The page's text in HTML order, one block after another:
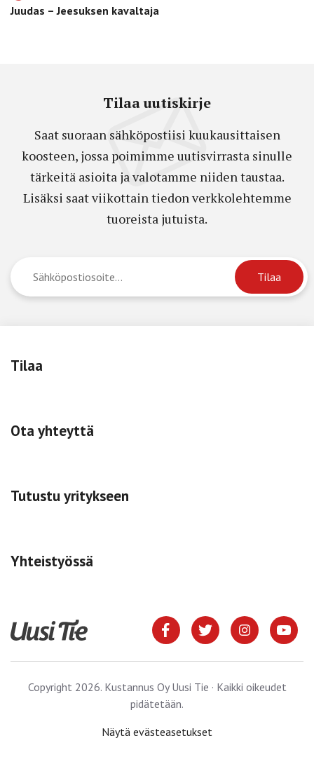
Juudas – Jeesuksen kavaltaja
Tilaa uutiskirje
Saat suoraan sähköpostiisi kuukausittaisen
koosteen, jossa poimimme uutisvirrasta sinulle
tärkeitä asioita ja valotamme niiden taustaa.
Lisäksi saat viikottain tiedon verkkolehtemme
tuoreista jutuista.
Tilaa
Ota yhteyttä
Tutustu yritykseen
Yhteistyössä
Copyright 2026. Kustannus Oy Uusi Tie · Kaikki oikeudet
pidätetään.
Näytä evästeasetukset